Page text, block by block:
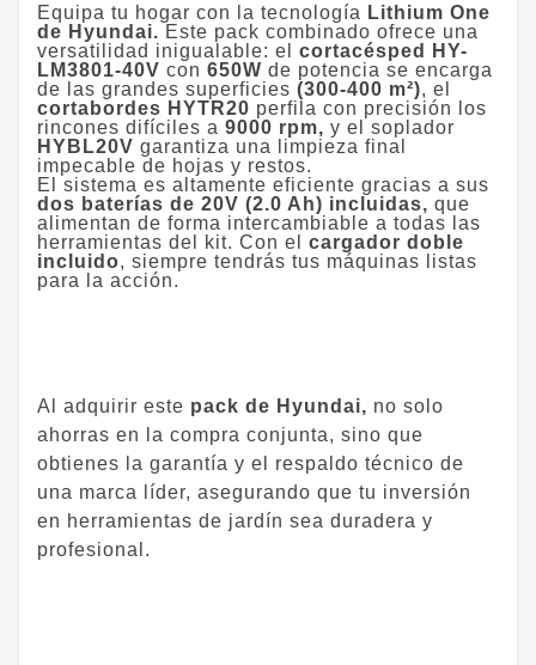
Equipa tu hogar con la tecnología Lithium One
de Hyundai. Este pack combinado ofrece una
versatilidad inigualable: el cortacésped
HY-
LM3801-40V con 650W de potencia se encarga
de las grandes superficies (300-400 m²), el
cortabordes HYTR20 perfila con precisión los
rincones difíciles a 9000 rpm, y el soplador
HYBL20V garantiza una limpieza final
impecable de hojas y restos.
​El sistema es altamente eficiente gracias a sus
dos baterías de 20V (2.0 Ah) incluidas, que
alimentan de forma intercambiable a todas las
herramientas del kit. Con el cargador doble
incluido, siempre tendrás tus máquinas listas
para la acción.
Al adquirir este pack de Hyundai, no solo
ahorras en la compra conjunta, sino que
obtienes la garantía y el respaldo técnico de
una marca líder, asegurando que tu inversión
en herramientas de jardín sea duradera y
profesional.